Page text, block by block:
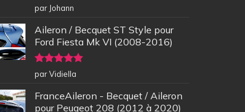
Note5sur
5
par Johann
Aileron / Becquet ST Style pour
Ford Fiesta Mk VI (2008-2016)
Note5sur
5
par Vidiella
FranceAileron - Becquet / Aileron
pour Peugeot 208 (2012 à 2020)